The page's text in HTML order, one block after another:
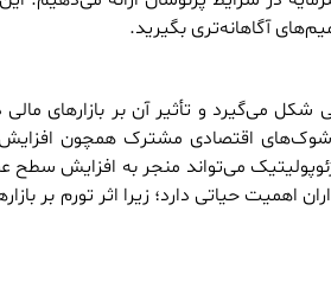
آگاهانه‌تری بگیرید.
می‌گیرد و تأثیر آن بر بازارهای مالی
اقتصادی مشترک همچون افزایش
می‌تواند منجر به افزایش سطح
حیاتی دارد؛ زیرا اثر تورم بر